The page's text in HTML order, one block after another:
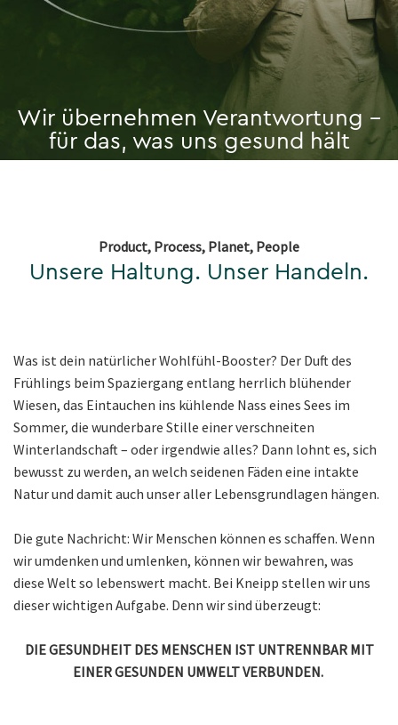
Wir übernehmen Verantwortung –
für das, was uns gesund hält
Product, Process, Planet, People
Unsere Haltung. Unser Handeln.
Was ist dein natürlicher Wohlfühl-Booster? Der Duft des
Frühlings beim Spaziergang entlang herrlich blühender
Wiesen, das Eintauchen ins kühlende Nass eines Sees im
Sommer, die wunderbare Stille einer verschneiten
Winterlandschaft – oder irgendwie alles? Dann lohnt es, sich
bewusst zu werden, an welch seidenen Fäden eine intakte
Natur und damit auch unser aller Lebensgrundlagen hängen.
Die gute Nachricht: Wir Menschen können es schaffen. Wenn
wir umdenken und umlenken, können wir bewahren, was
diese Welt so lebenswert macht. Bei Kneipp stellen wir uns
dieser wichtigen Aufgabe. Denn wir sind überzeugt:
DIE GESUNDHEIT DES MENSCHEN IST UNTRENNBAR MIT
EINER GESUNDEN UMWELT VERBUNDEN.